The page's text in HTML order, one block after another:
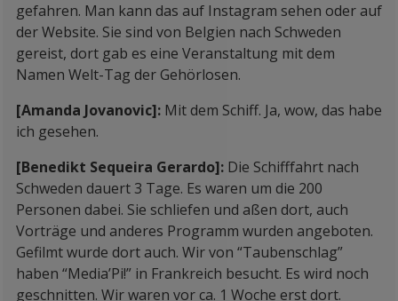
gefahren. Man kann das auf Instagram sehen oder auf
der Website. Sie sind von Belgien nach Schweden
gereist, dort gab es eine Veranstaltung mit dem
Namen Welt-Tag der Gehörlosen.
[Amanda Jovanovic]: Mit dem Schiff. Ja, wow, das habe
ich gesehen.
[Benedikt Sequeira Gerardo]: Die Schifffahrt nach
Schweden dauert 3 Tage. Es waren um die 200
Personen dabei. Sie schliefen und aßen dort, auch
Vorträge und anderes Programm wurden angeboten.
Gefilmt wurde dort auch. Wir von “Taubenschlag”
haben “Media’Pi!” in Frankreich besucht. Es wird noch
geschnitten. Wir waren vor ca. 1 Woche erst dort.